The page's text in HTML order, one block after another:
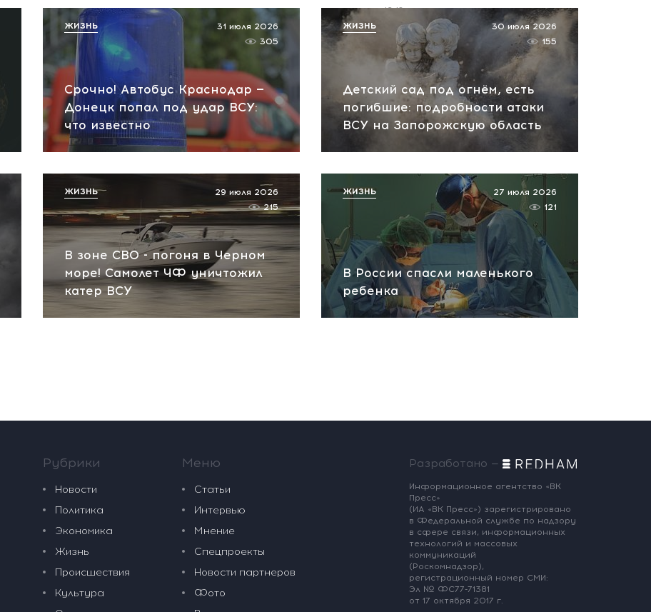
вчера, 12:18
Срочно! Автобус Краснодар —
Донецк попал под удар ВСУ:
что известно
31 июля 2026
305
ЖИЗНЬ
Детский сад под огнём, есть
погибшие: подробности атаки
ВСУ на Запорожскую область
30 июля 2026
155
ЖИЗНЬ
В зоне СВО - погоня в Черном
море! Самолет ЧФ уничтожил
катер ВСУ
29 июля 2026
215
ЖИЗНЬ
В России спасли маленького
ребенка
27 июля 2026
121
ЖИЗНЬ
Рубрики
Новости
Политика
Экономика
Жизнь
Происшествия
Культура
Меню
Статьи
Интервью
Мнение
Спецпроекты
Новости партнеров
Фото
Разработано —
Информационное агентство «ВК
Пресс»
(ИА «ВК Пресс») зарегистрировано
в Федеральной службе по надзору
в сфере связи, информационных
технологий и массовых
коммуникаций
(Роскомнадзор),
регистрационный номер СМИ:
Эл № ФС77-71381
от 17 октября 2017 г.